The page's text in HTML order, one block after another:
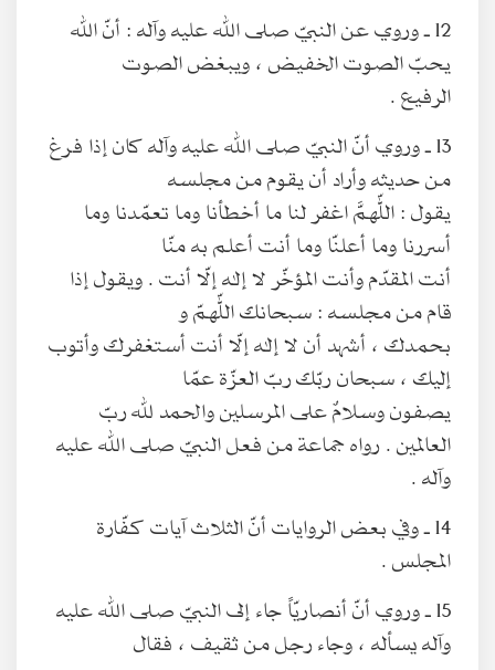
12 ـ وروي عن النبيّ صلى الله عليه وآله : أنّ الله
يحبّ الصوت الخفيض ، ويبغض الصوت
الرفيع .
13 ـ وروي أنّ النبيّ صلى الله عليه وآله كان إذا فرغ
من حديثه وأراد أن يقوم من مجلسه
يقول : اللّهمَّ اغفر لنا ما أخطأنا وما تعمّدنا وما
أسررنا وما أعلنّا وما أنت أعلم به منّا
أنت المقدّم وأنت المؤخّر لا إله إلّا أنت . ويقول إذا
قام من مجلسه : سبحانك اللّهمّ و
بحمدك ، أشهد أن لا إله إلّا أنت أستغفرك وأتوب
إليك ، سبحان ربّك ربّ العزّة عمّا
يصفون وسلامٌ على المرسلين والحمد لله ربّ
العالمين . رواه جماعة من فعل النبيّ صلى الله عليه
وآله .
14 ـ وفي بعض الروايات أنّ الثلاث آيات كفّارة
المجلس .
15 ـ وروي أنّ أنصاريّاً جاء إلى النبيّ صلى الله عليه
وآله يسأله ، وجاء رجل من ثقيف ، فقال